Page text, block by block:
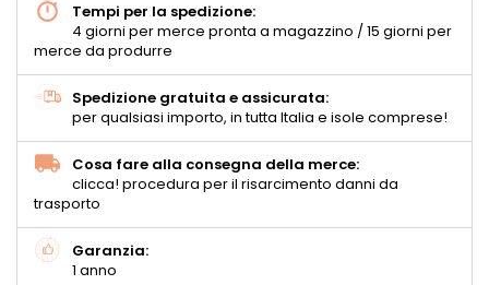
Tempi per la spedizione:
4 giorni per merce pronta a magazzino / 15 giorni per
merce da produrre
Spedizione gratuita e assicurata:
per qualsiasi importo, in tutta Italia e isole comprese!
Cosa fare alla consegna della merce:
clicca! procedura per il risarcimento danni da
trasporto
Garanzia:
1 anno